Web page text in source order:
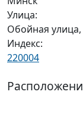
Улица:
Обойная улица,
Индекс:
220004